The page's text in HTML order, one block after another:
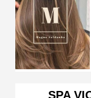
SPA